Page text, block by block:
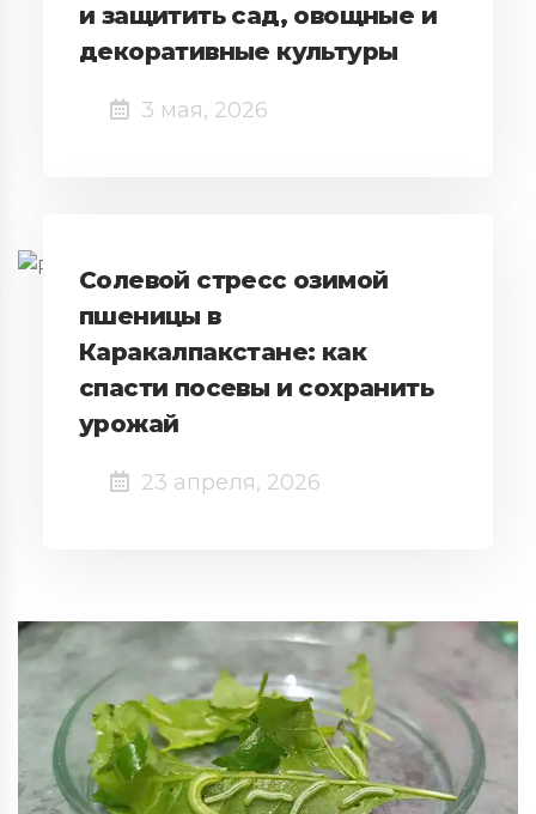
и защитить сад, овощные и
декоративные культуры
3 мая, 2026
Солевой стресс озимой
пшеницы в
Каракалпакстане: как
спасти посевы и сохранить
урожай
23 апреля, 2026